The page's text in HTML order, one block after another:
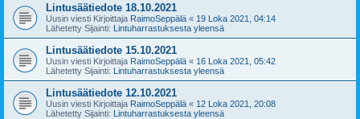
Lintusäätiedote 18.10.2021
Uusin viesti Kirjoittaja RaimoSeppälä « 19 Loka 2021, 04:14
Lähetetty Sijainti: Lintuharrastuksesta yleensä
Lintusäätiedote 15.10.2021
Uusin viesti Kirjoittaja RaimoSeppälä « 16 Loka 2021, 05:42
Lähetetty Sijainti: Lintuharrastuksesta yleensä
Lintusäätiedote 12.10.2021
Uusin viesti Kirjoittaja RaimoSeppälä « 12 Loka 2021, 20:08
Lähetetty Sijainti: Lintuharrastuksesta yleensä